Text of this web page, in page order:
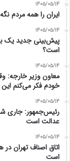
1405/05/14
ایران را همه مردم
1405/05/14
پیش‌بینی جدید یک
است؟
1405/05/14
معاون وزیر خارجه:
خودم فکر می‌کنم
1405/05/14
رئیس‌جمهور: جاری
عدالت است
1405/05/14
اتاق اصناف تهران در
است